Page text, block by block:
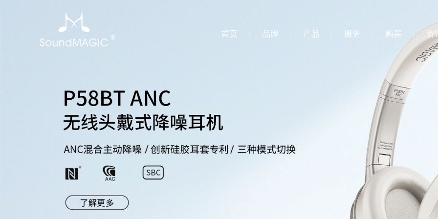
首页 品牌 产品 服务 购买 资